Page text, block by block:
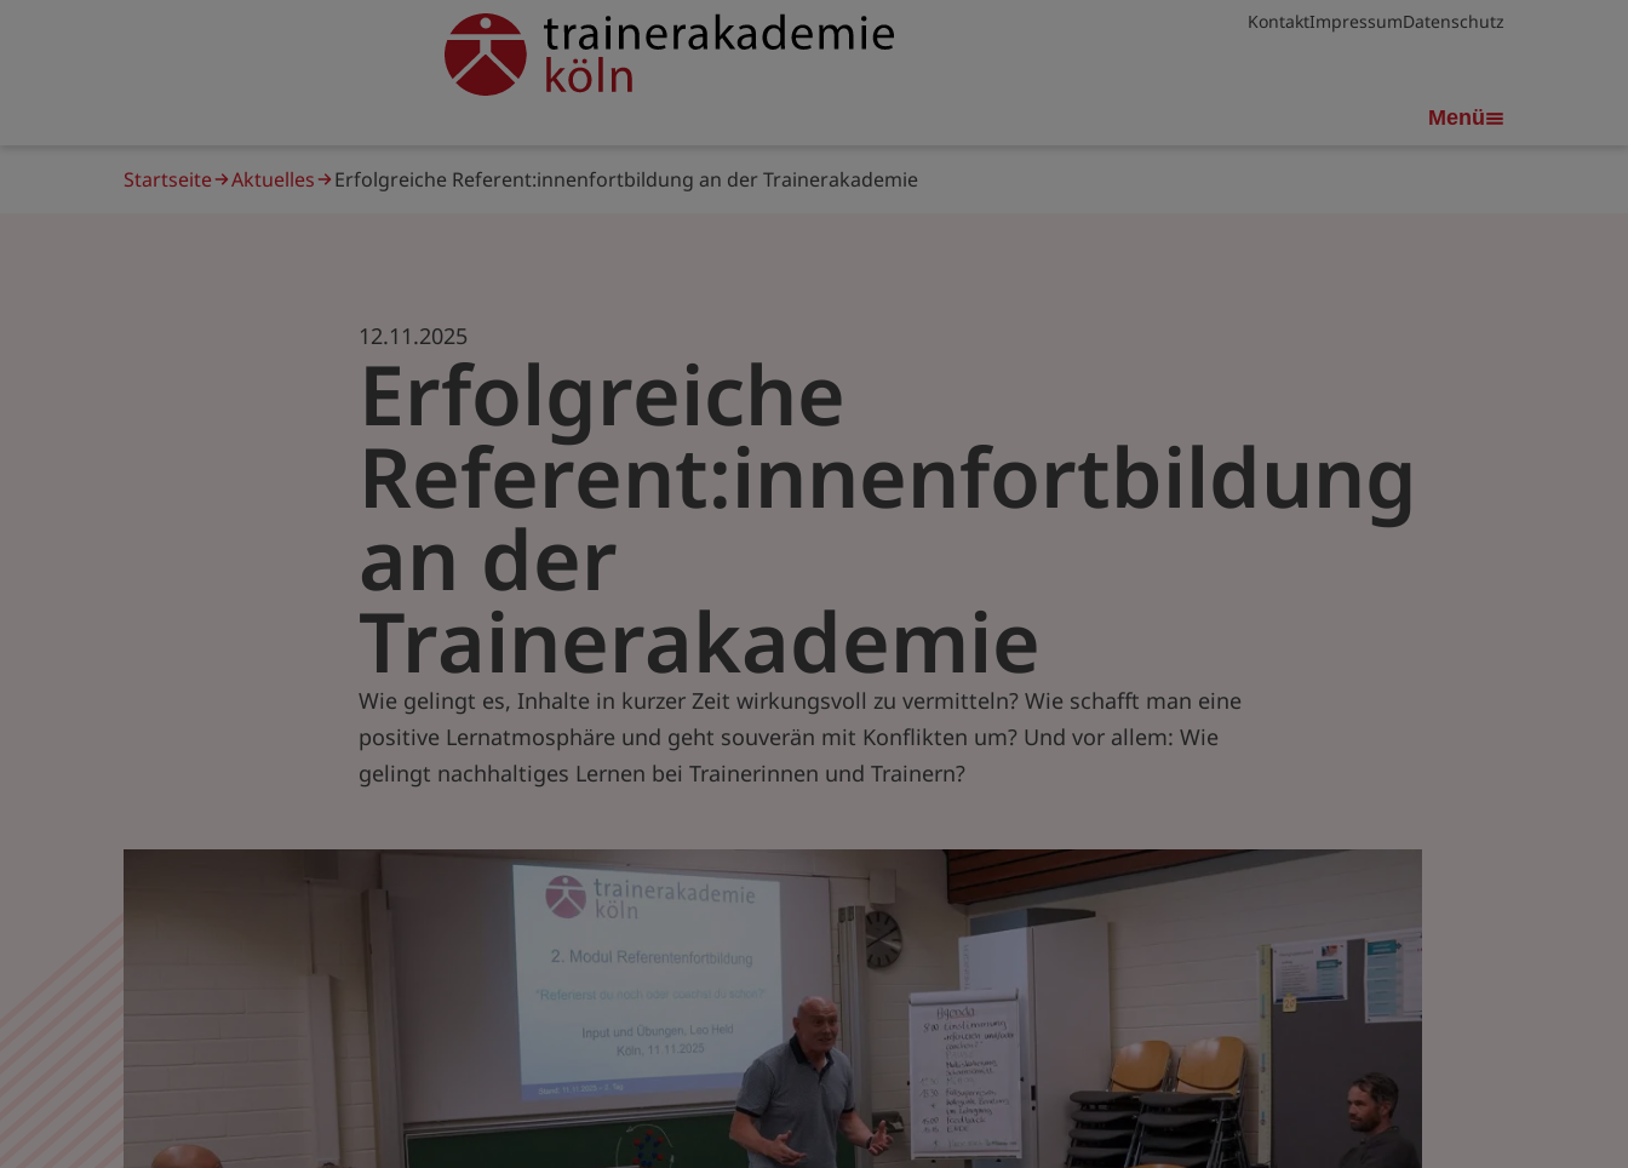
Service
navigation
KontaktImpressumDatenschutz
trainerakademie
Menü
Startseite Aktuelles Erfolgreiche Referent:innenfortbildung an der Trainerakademie
Erfolgreiche
Referent:innenfortbildung
an der
Trainerakademie
12.11.2025
Wie gelingt es, Inhalte in kurzer Zeit wirkungsvoll zu vermitteln? Wie schafft man eine
positive Lernatmosphäre und geht souverän mit Konflikten um? Und vor allem: Wie
gelingt nachhaltiges Lernen bei Trainerinnen und Trainern?